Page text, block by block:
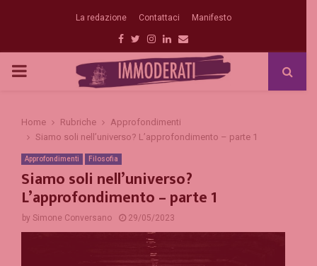
La redazione Contattaci Manifesto
Facebook
Twitter
Instagram
Linkedin
Email
PRIMARY
Home Rubriche
Approfondimenti
Siamo soli nell’universo? L’approfondimento – parte 1
Approfondimenti Filosofia
Siamo soli nell’universo?
L’approfondimento – parte 1
by Simone Conversano 29/05/2023